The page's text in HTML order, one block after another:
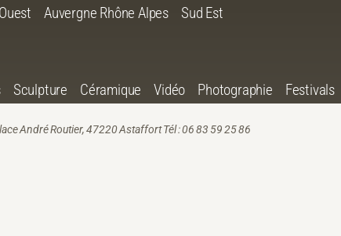
Auvergne Rhône Alpes Sud Est
Sculpture Céramique Vidéo Photographie Festivals
André Routier, 47220 Astaffort Tél : 06 83 59 25 86